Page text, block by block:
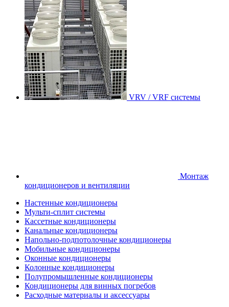
VRV / VRF системы
Монтаж
кондиционеров и вентиляции
Настенные кондиционеры
Мульти-сплит системы
Кассетные кондиционеры
Канальные кондиционеры
Напольно-подпотолочные кондиционеры
Мобильные кондиционеры
Оконные кондиционеры
Колонные кондиционеры
Полупромышленные кондиционеры
Кондиционеры для винных погребов
Расходные материалы и аксессуары